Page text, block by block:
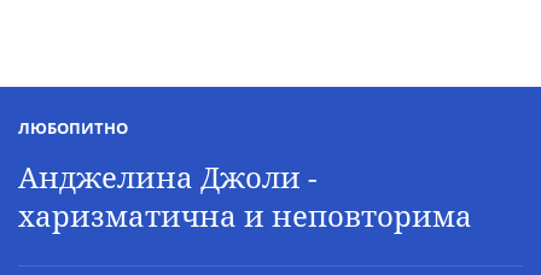
ЛЮБОПИТНО
Анджелина Джоли -
харизматична и неповторима